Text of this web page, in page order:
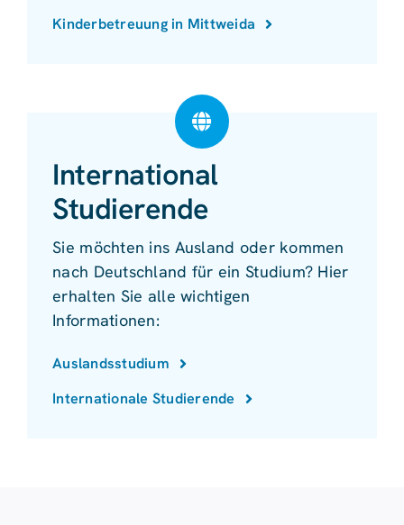
Kinderbetreuung in Mittweida
International
Studierende
Sie möchten ins Ausland oder kommen
nach Deutschland für ein Studium? Hier
erhalten Sie alle wichtigen
Informationen:
Auslandsstudium
Internationale Studierende